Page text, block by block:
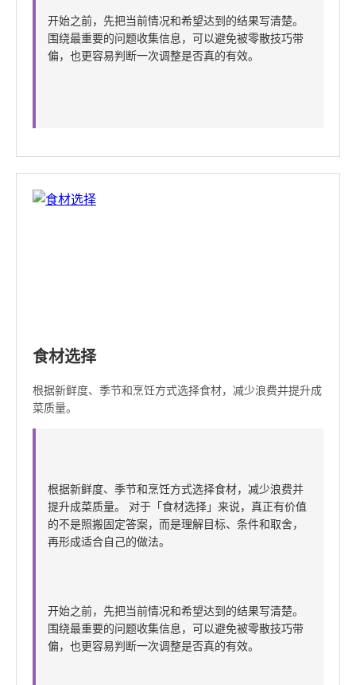
开始之前，先把当前情况和希望达到的结果写清楚。
围绕最重要的问题收集信息，可以避免被零散技巧带
偏，也更容易判断一次调整是否真的有效。
食材选择
根据新鲜度、季节和烹饪方式选择食材，减少浪费并提升成
菜质量。
根据新鲜度、季节和烹饪方式选择食材，减少浪费并
提升成菜质量。 对于「食材选择」来说，真正有价值
的不是照搬固定答案，而是理解目标、条件和取舍，
再形成适合自己的做法。
开始之前，先把当前情况和希望达到的结果写清楚。
围绕最重要的问题收集信息，可以避免被零散技巧带
偏，也更容易判断一次调整是否真的有效。